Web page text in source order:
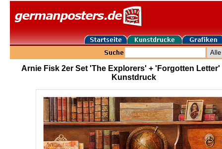
Arnie Fisk 2er Set 'The Explorers' + 'Forgotten Letter'
Kunstdruck